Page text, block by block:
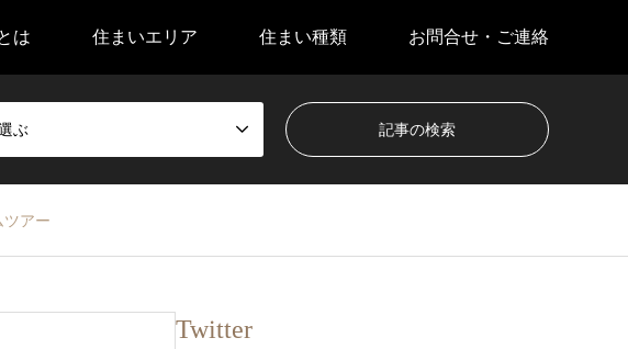
は 住まいエリア 住まい種類 お問合せ・ご連絡
ぶ
ツアー
Twitter